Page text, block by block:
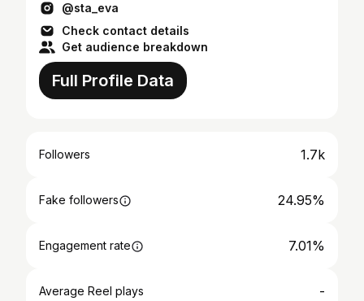
@sta_eva
Check contact details
Get audience breakdown
Full Profile Data
Followers 1.7k
Fake followers 24.95%
Engagement rate 7.01%
Average Reel plays -